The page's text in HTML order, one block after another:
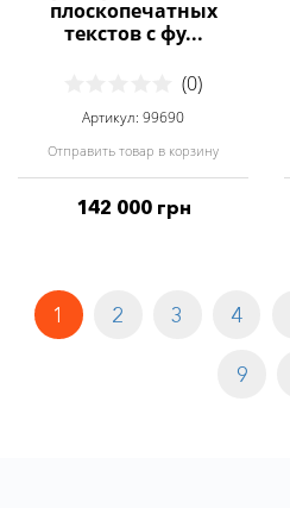
плоскопечатных
текстов с фу...
(0)
Артикул: 99690
Отправить товар в корзину
142 000 грн
1 2 3 4
9